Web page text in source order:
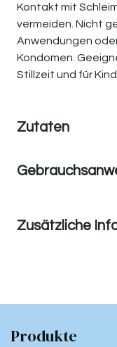
Kontakt mit
vermeiden. Nicht
Anwendungen
Kondomen.
Stillzeit und für
Zutaten
Zusätzliche
Produkte